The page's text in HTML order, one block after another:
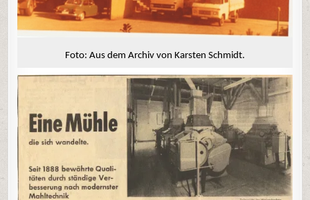
Foto: Aus dem Archiv von Karsten Schmidt.